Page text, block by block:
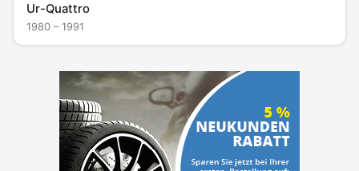
Ur-Quattro
1980 – 1991